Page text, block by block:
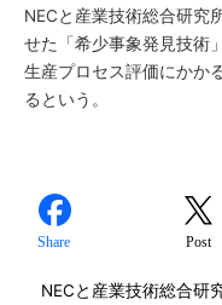
NECと産業技術総合研究
せた「希少事象発見技術
生産プロセス評価にかか
るという。
Share Post
NECと産業技術総合研